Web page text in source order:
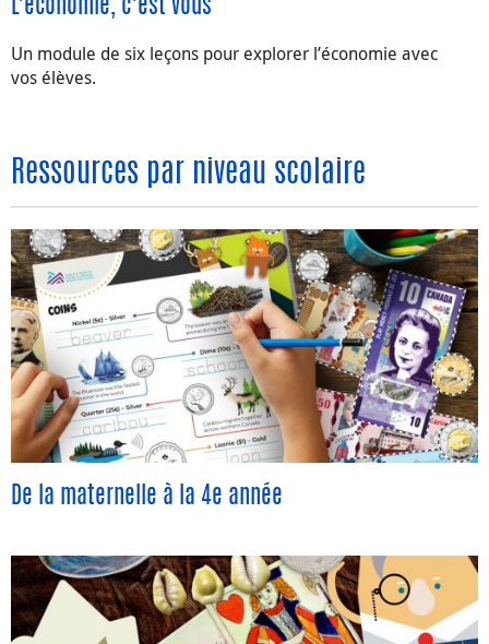
L’économie, c’est vous
Un module de six leçons pour explorer l’économie avec
vos élèves.
Ressources par niveau scolaire
De la maternelle à la 4e année